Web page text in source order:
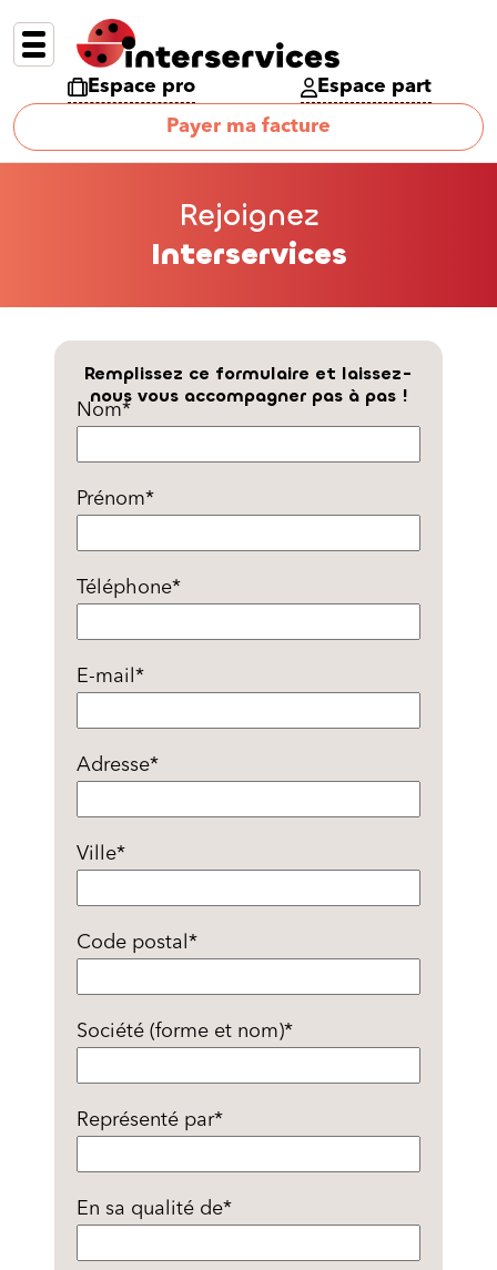
Espace pro
Espace part
Payer ma facture
Rejoignez
Interservices
Remplissez ce formulaire et laissez-
nous vous accompagner pas à pas !
Nom*
Prénom*
Téléphone*
E-mail *
Adresse*
Ville*
Code postal *
Société (forme et nom)*
Représenté par*
En sa qualité de*